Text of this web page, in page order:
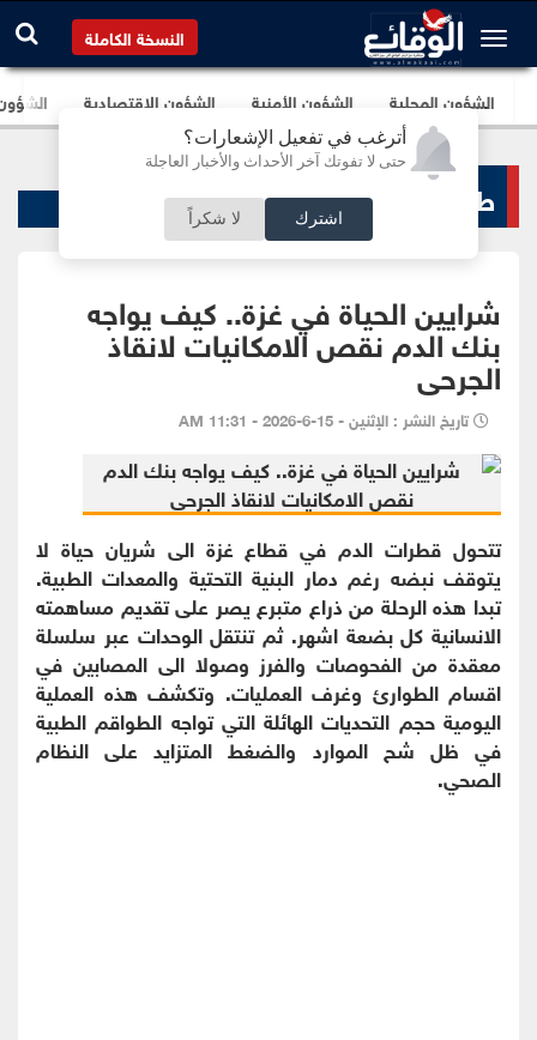
أترغب في تفعيل الإشعارات؟
حتى لا تفوتك آخر الأحداث والأخبار العاجلة
اشترك لا شكراً
النسخة الكاملة
الشؤون المحلية الشؤون الأمنية الشؤون الإقتصادية
طب و صحة
شرايين الحياة في غزة.. كيف يواجه
بنك الدم نقص الامكانيات لانقاذ
الجرحى
تاريخ النشر : الإثنين - 15-6-2026 - 11:31 AM
تتحول قطرات الدم في قطاع غزة الى شريان حياة لا
يتوقف نبضه رغم دمار البنية التحتية والمعدات الطبية.
تبدا هذه الرحلة من ذراع متبرع يصر على تقديم مساهمته
الانسانية كل بضعة اشهر. ثم تنتقل الوحدات عبر سلسلة
معقدة من الفحوصات والفرز وصولا الى المصابين في
اقسام الطوارئ وغرف العمليات. وتكشف هذه العملية
اليومية حجم التحديات الهائلة التي تواجه الطواقم الطبية
في ظل شح الموارد والضغط المتزايد على النظام
الصحي.